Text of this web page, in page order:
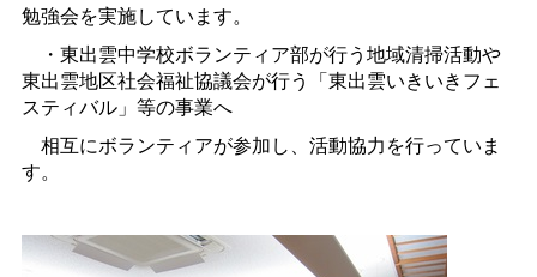
勉強会を実施しています。
・東出雲中学校ボランティア部が行う地域清掃活動や
東出雲地区社会福祉協議会が行う「東出雲いきいきフェ
スティバル」等の事業へ
相互にボランティアが参加し、活動協力を行っていま
す。